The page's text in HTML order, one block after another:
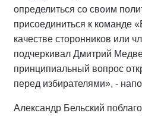
определиться со своим
присоединиться к команде
качестве сторонников или
подчеркивал Дмитрий
принципиальный вопрос
перед избирателями», -
Александр Бельский